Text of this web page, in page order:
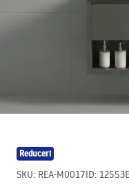
Reduceri
SKU: REA-M0017ID: 12553